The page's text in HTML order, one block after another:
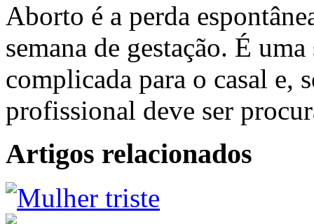
Aborto é a perda
semana de gestação. É
complicada para o casal e,
profissional deve ser
Artigos relacionados